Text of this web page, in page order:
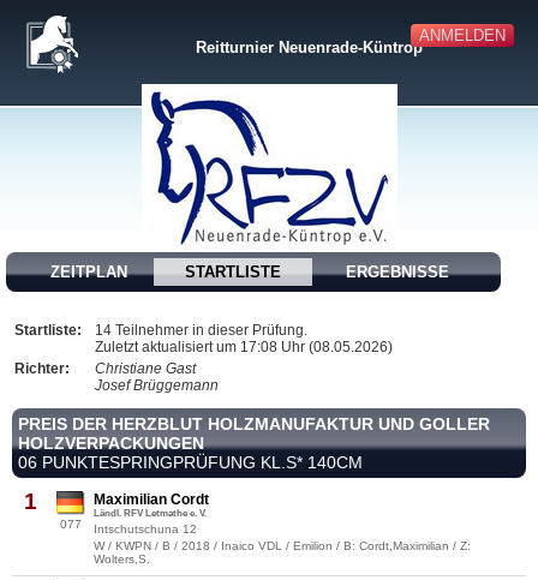
ANMELDEN
Reitturnier Neuenrade-Küntrop
ZEITPLAN STARTLISTE ERGEBNISSE
Startliste:
14 Teilnehmer in dieser Prüfung.
Zuletzt aktualisiert um 17:08 Uhr (08.05.2026)
Richter:
Christiane Gast
Josef Brüggemann
PREIS DER HERZBLUT HOLZMANUFAKTUR UND GOLLER
HOLZVERPACKUNGEN
06 PUNKTESPRINGPRÜFUNG KL.S* 140CM
1
077
Maximilian Cordt
Ländl. RFV Letmathe e. V.
Intschutschuna 12
W / KWPN / B / 2018 / Inaico VDL / Emilion / B: Cordt,Maximilian / Z:
Wolters,S.